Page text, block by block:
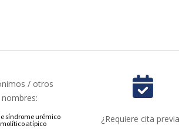
/ otros
nombres:
síndrome urémico
atípico
¿Requiere cita